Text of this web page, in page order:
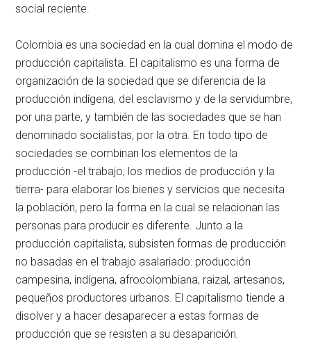
social reciente.
Colombia es una sociedad en la cual domina el modo de
producción capitalista. El capitalismo es una forma de
organización de la sociedad que se diferencia de la
producción indígena, del esclavismo y de la servidumbre,
por una parte, y también de las sociedades que se han
denominado socialistas, por la otra. En todo tipo de
sociedades se combinan los elementos de la
producción -el trabajo, los medios de producción y la
tierra- para elaborar los bienes y servicios que necesita
la población, pero la forma en la cual se relacionan las
personas para producir es diferente. Junto a la
producción capitalista, subsisten formas de producción
no basadas en el trabajo asalariado: producción
campesina, indígena, afrocolombiana, raizal, artesanos,
pequeños productores urbanos. El capitalismo tiende a
disolver y a hacer desaparecer a estas formas de
producción que se resisten a su desaparición.